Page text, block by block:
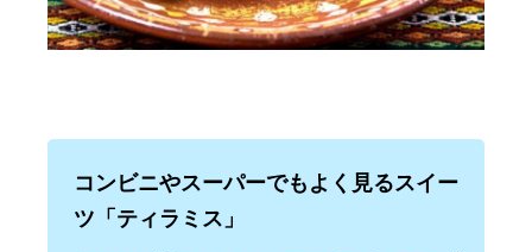
コンビニやスーパーでもよく見るスイー
ツ「ティラミス」